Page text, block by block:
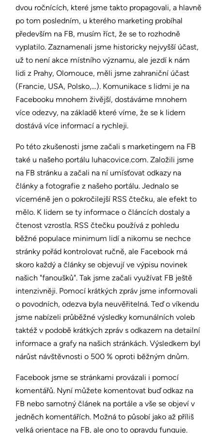
dvou ročnících, které jsme takto propagovali, a hlavně
po tom posledním, u kterého marketing probíhal
především na FB, musím říct, že se to rozhodně
vyplatilo. Zaznamenali jsme historicky nejvyšší účast,
už to není akce místního významu, ale jezdí k nám
lidi z Prahy, Olomouce, měli jsme zahraniční účast
(Francie, USA, Polsko,…). Komunikace s lidmi je na
Facebooku mnohem živější, dostáváme mnohem
více odezvy, na základě které víme, že se k lidem
dostává více informací a rychleji.
Po této zkušenosti jsme začali s marketingem na FB
také u našeho portálu luhacovice.com. Založili jsme
na FB stránku a začali na ní umísťovat odkazy na
články a fotografie z našeho portálu. Jednalo se
víceméně jen o pokročilejší RSS čtečku, ale efekt to
mělo. K lidem se ty informace o článcích dostaly a
čtenost vzrostla. RSS čtečku používá z pohledu
běžné populace minimum lidí a nikomu se nechce
stránky pořád kontrolovat ručně, ale Facebook má
skoro každý a články se objevují ve výpisu novinek
našich "fanoušků". Tak jsme začali využívat FB ještě
intenzivněji. Pomocí krátkých zpráv jsme informovali
o povodních, odezva byla neuvěřitelná. Teď o víkendu
jsme nabízeli průběžné výsledky komunálních voleb
taktéž v podobě krátkých zpráv s odkazem na detailní
informace a grafy na našich stránkách. Výsledkem byl
nárůst návštěvnosti o 500 % oproti běžným dnům.
Facebook jsme se stránkami provázali i pomocí
komentářů. Nyní můžete komentovat buď odkaz na
FB nebo samotný článek na portále a vše se objeví v
jedněch komentářích. Možná to působí jako až příliš
velká orientace na FB, ale ono to opravdu funguje.